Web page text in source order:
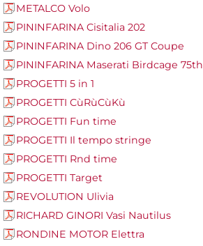
METALCO Volo
PININFARINA Cisitalia 202
PININFARINA Dino 206 GT Coupe
PININFARINA Maserati Birdcage 75th
PROGETTI 5 in 1
PROGETTI CùRùCùKù
PROGETTI Fun time
PROGETTI Il tempo stringe
PROGETTI Rnd time
PROGETTI Target
REVOLUTION Ulivia
RICHARD GINORI Vasi Nautilus
RONDINE MOTOR Elettra